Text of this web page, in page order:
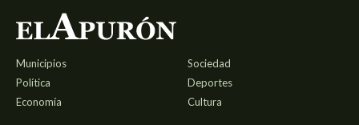
Municipios
Política
Economía
Sociedad
Deportes
Cultura